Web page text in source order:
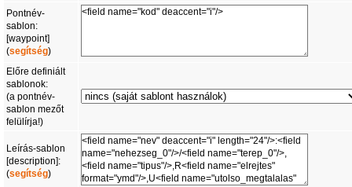
Pontnév-
sablon:
[waypoint]
(segítség)
Előre definiált
sablonok:
(a pontnév-
sablon mezőt
felülírja!)
Leírás-sablon
[description]:
(segítség)